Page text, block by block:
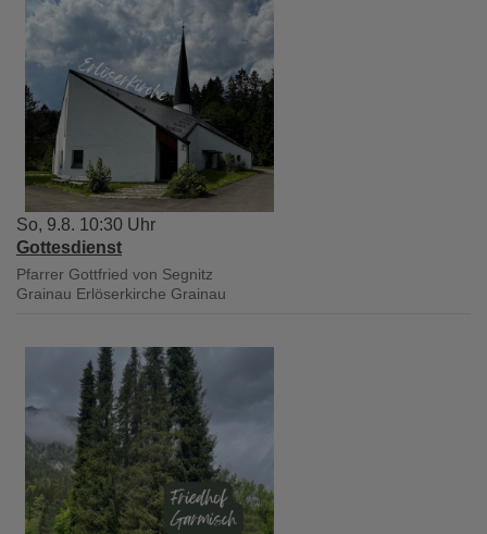
So, 9.8. 10:30 Uhr
Gottesdienst
Pfarrer Gottfried von Segnitz
Grainau Erlöserkirche Grainau